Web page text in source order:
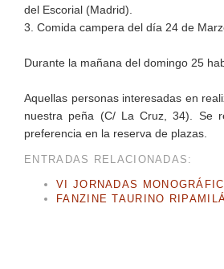
del Escorial (Madrid).
3. Comida campera del día 24 de
Durante la mañana del domingo 25
Aquellas personas interesadas en
nuestra peña (C/ La Cruz, 34). Se
preferencia en la reserva de plazas.
ENTRADAS RELACIONADAS:
VI JORNADAS
FANZINE TAURINO